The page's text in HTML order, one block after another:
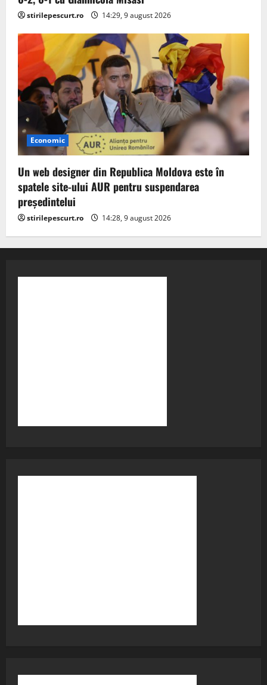
stirilepescurt.ro 14:29, 9 august 2026
Economic
Un web designer din Republica Moldova este în
spatele site-ului AUR pentru suspendarea
președintelui
stirilepescurt.ro 14:28, 9 august 2026